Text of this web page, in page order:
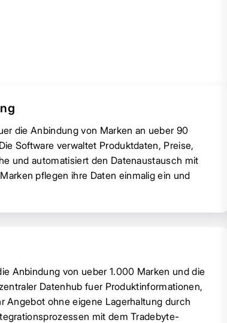
die Anbindung von Marken an ueber 90
Software verwaltet Produktdaten, Preise,
und automatisiert den Datenaustausch mit
pflegen ihre Daten einmalig ein und
Anbindung von ueber 1.000 Marken und die
Datenhub fuer Produktinformationen,
Angebot ohne eigene Lagerhaltung durch
mit dem Tradebyte-